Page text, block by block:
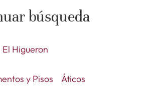
búsqueda
El Higueron
y Pisos Áticos